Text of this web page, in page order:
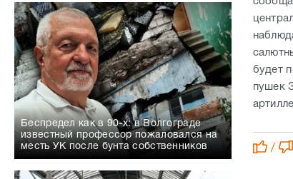
Беспредел как в 90-х: в Волгограде
известный профессор пожаловался на
месть УК после бунта собственников
будет
пушек
/